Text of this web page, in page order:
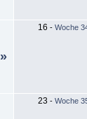
»
16 -Woche
23 -Woche